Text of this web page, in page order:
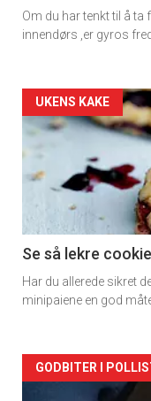
Om du har tenkt til å ta
innendørs ,er gyros
Forsiden
akkurat
nå
2
UKENS KAKE
Se så lekre
Har du allerede sikret
minipaiene en god
Forsiden
GODBITER I